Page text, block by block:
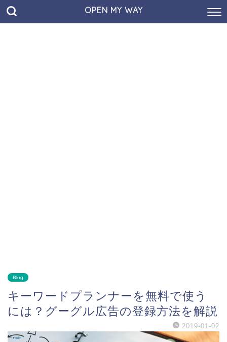
OPEN MY WAY
Blog
キーワードプランナーを無料で使う
には？グーグル広告の登録方法を解説
2019-01-02